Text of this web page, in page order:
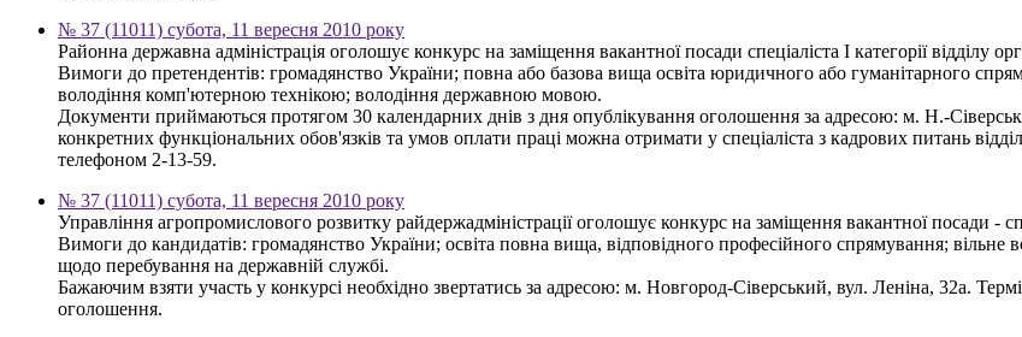
№ 37 (11011) субота, 11 вересня 2010 року
Районна державна адміністрація оголошує конкурс на заміщення вакантної посади спеціаліста І категорії відділу
Вимоги до претендентів: громадянство України; повна або базова вища освіта юридичного або гуманітарного
володіння комп'ютерною технікою; володіння державною мовою.
Документи приймаються протягом 30 календарних днів з дня опублікування оголошення за адресою: м. Н.-
конкретних функціональних обов'язків та умов оплати праці можна отримати у спеціаліста з кадрових питань
телефоном 2-13-59.
№ 37 (11011) субота, 11 вересня 2010 року
Управління агропромислового розвитку райдержадміністрації оголошує конкурс на заміщення вакантної посади -
Вимоги до кандидатів: громадянство України; освіта повна вища, відповідного професійного спрямування;
щодо перебування на державній службі.
Бажаючим взяти участь у конкурсі необхідно звертатись за адресою: м. Новгород-Сіверський, вул. Леніна, 32а.
оголошення.